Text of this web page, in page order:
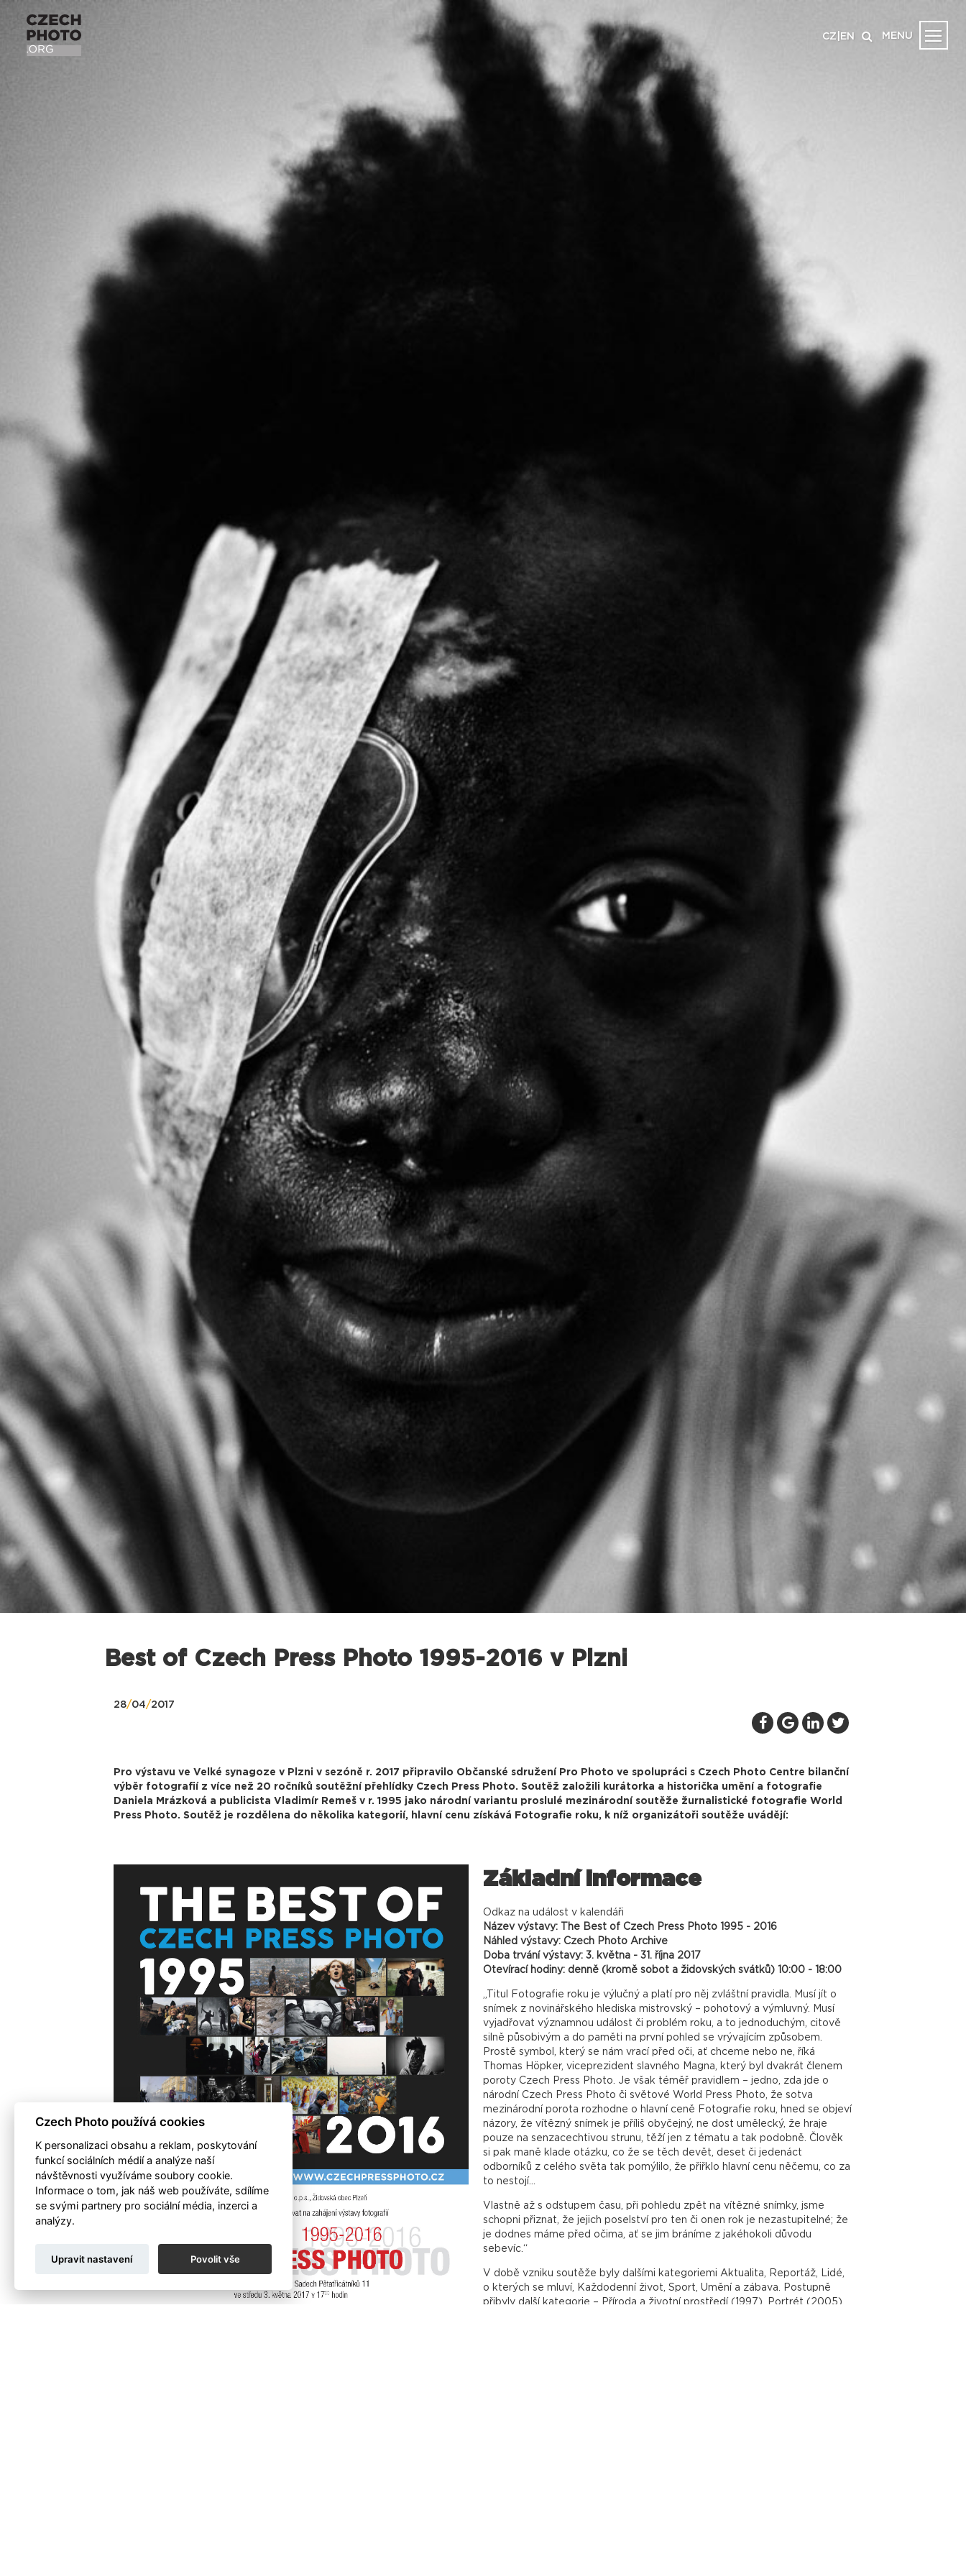
CZ EN MENU
Best of Czech Press Photo 1995-2016 v Plzni
28/04/2017
Pro výstavu ve Velké synagoze v Plzni v sezóně r. 2017 připravilo Občanské sdružení Pro Photo ve spolupráci s Czech Photo Centre bilanční
výběr fotografií z více než 20 ročníků soutěžní přehlídky Czech Press Photo. Soutěž založili kurátorka a historička umění a fotografie
Daniela Mrázková a publicista Vladimír Remeš v r. 1995 jako národní variantu proslulé mezinárodní soutěže žurnalistické fotografie World
Press Photo. Soutěž je rozdělena do několika kategorií, hlavní cenu získává Fotografie roku, k níž organizátoři soutěže uvádějí:
Základní informace
Odkaz na událost v kalendáři
Název výstavy: The Best of Czech Press Photo 1995 - 2016
Náhled výstavy: Czech Photo Archive
Doba trvání výstavy: 3. května - 31. října 2017
Otevírací hodiny: denně (kromě sobot a židovských svátků) 10:00 - 18:00
„Titul Fotografie roku je výlučný a platí pro něj zvláštní pravidla. Musí jít o
snímek z novinářského hlediska mistrovský – pohotový a výmluvný. Musí
vyjadřovat významnou událost či problém roku, a to jednoduchým, citově
silně působivým a do paměti na první pohled se vrývajícím způsobem.
Prostě symbol, který se nám vrací před oči, ať chceme nebo ne, říká
Thomas Höpker, viceprezident slavného Magna, který byl dvakrát členem
poroty Czech Press Photo. Je však téměř pravidlem – jedno, zda jde o
národní Czech Press Photo či světové World Press Photo, že sotva
mezinárodní porota rozhodne o hlavní ceně Fotografie roku, hned se objeví
názory, že vítězný snímek je příliš obyčejný, ne dost umělecký, že hraje
pouze na senzacechtivou strunu, těží jen z tématu a tak podobně. Člověk
si pak maně klade otázku, co že se těch devět, deset či jedenáct
odborníků z celého světa tak pomýlilo, že přiřklo hlavní cenu něčemu, co za
to nestojí…
Vlastně až s odstupem času, při pohledu zpět na vítězné snímky, jsme
schopni přiznat, že jejich poselství pro ten či onen rok je nezastupitelné; že
je dodnes máme před očima, ať se jim bráníme z jakéhokoli důvodu
sebevíc.“
V době vzniku soutěže byly dalšími kategoriemi Aktualita, Reportáž, Lidé,
o kterých se mluví, Každodenní život, Sport, Umění a zábava. Postupně
přibyly další kategorie – Příroda a životní prostředí (1997), Portrét (2005).
Czech Photo používá cookies
K personalizaci obsahu a reklam, poskytování
funkcí sociálních médií a analýze naší
návštěvnosti využíváme soubory cookie.
Informace o tom, jak náš web používáte, sdílíme
se svými partnery pro sociální média, inzerci a
analýzy.
Upravit nastavení Povolit vše